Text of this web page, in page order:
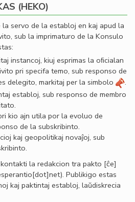
(HEKO)
servo de la establoj en kaj apud la
sub la imprimaturo de la Konsulo
instancoj, kiuj esprimas la oﬁcialan
pri specifa temo, sub responso de
delegito, markitaj per la simbolo
.
establoj, sub responso de membro
kio ajn utila por la evoluo de
de la subskribinto.
kaj geopolitikaj novaĵoj, sub
la redakcion tra pakto [ĉe]
. Publikigo estas
kaj paktintaj establoj, laŭdiskrecia